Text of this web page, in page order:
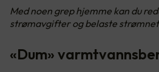
Med noen grep hjemme kan du
strømavgifter og belaste
«Dum»